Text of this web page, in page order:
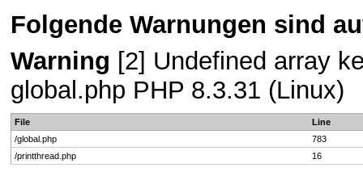
Folgende Warnungen sind
Warning [2] Undefined array
global.php PHP 8.3.31 (Linux)
File
Line
/global.php
783
/printthread.php
16